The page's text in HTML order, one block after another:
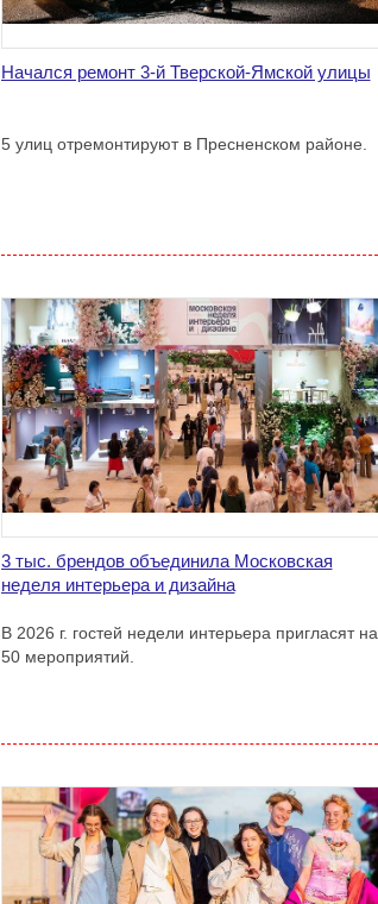
Начался ремонт 3-й Тверской-Ямской улицы
5 улиц отремонтируют в Пресненском районе.
3 тыс. брендов объединила Московская
неделя интерьера и дизайна
В 2026 г. гостей недели интерьера пригласят на
50 мероприятий.